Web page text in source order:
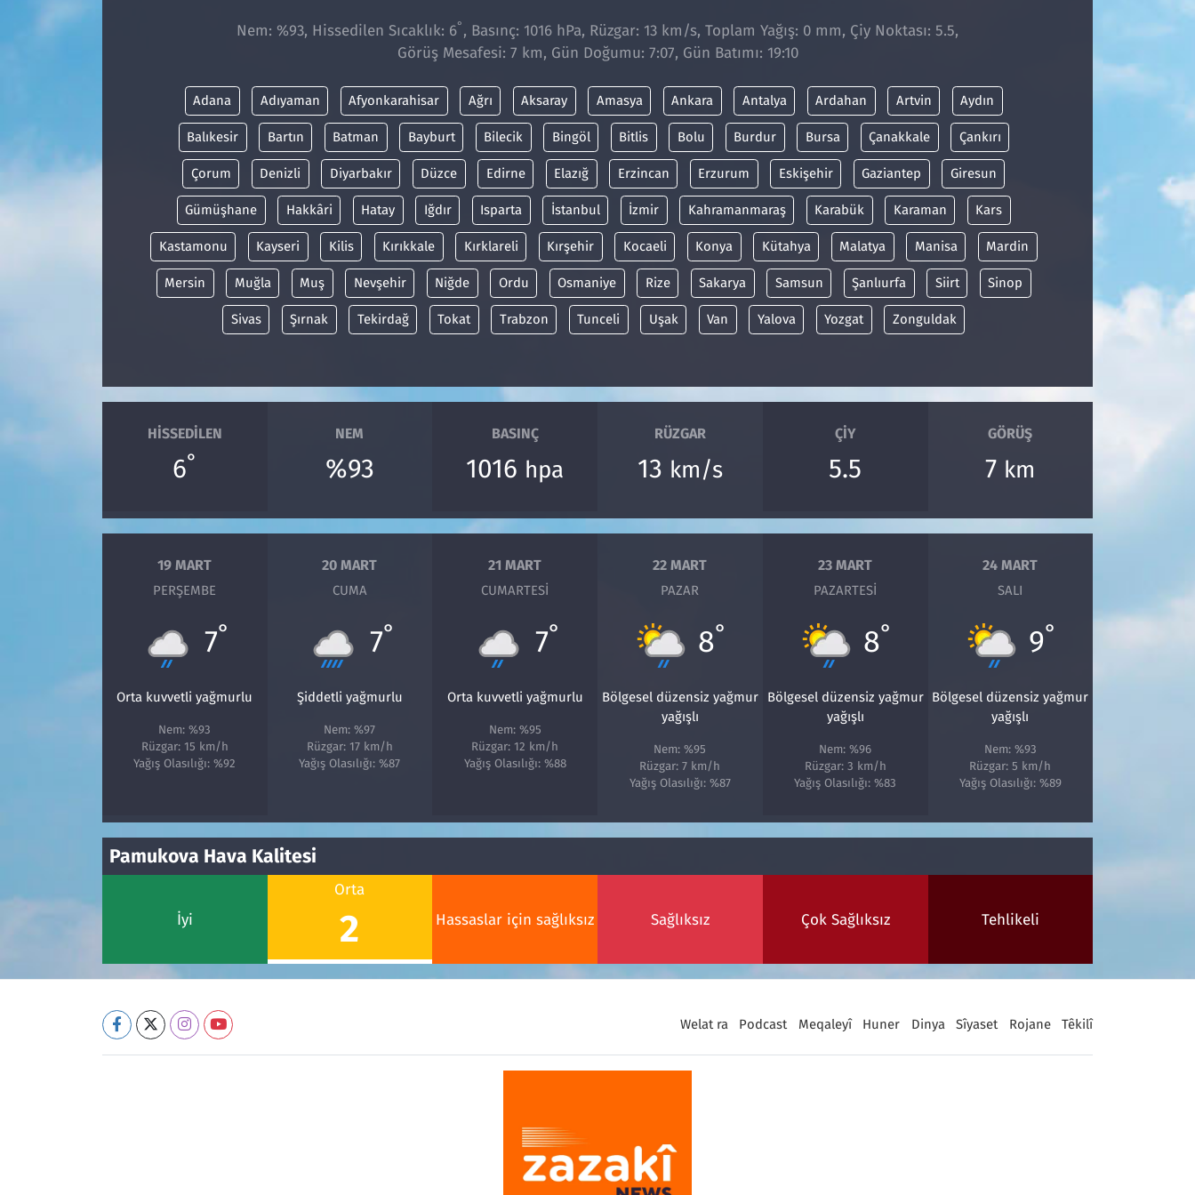
Nem: %93, Hissedilen Sıcaklık: 6° , Basınç: 1016 hPa, Rüzgar: 13 km/s, Toplam Yağış: 0 mm, Çiy Noktası: 5.5,
Görüş Mesafesi: 7 km, Gün Doğumu: 7:07, Gün Batımı: 19:10
Adana Adıyaman Afyonkarahisar Ağrı Aksaray Amasya Ankara Antalya Ardahan Artvin Aydın
Balıkesir Bartın Batman Bayburt Bilecik Bingöl Bitlis Bolu Burdur Bursa Çanakkale Çankırı
Çorum Denizli Diyarbakır Düzce Edirne Elazığ Erzincan Erzurum Eskişehir Gaziantep Giresun
Gümüşhane Hakkâri Hatay Iğdır Isparta İstanbul İzmir Kahramanmaraş Karabük Karaman Kars
Kastamonu Kayseri Kilis Kırıkkale Kırklareli Kırşehir Kocaeli Konya Kütahya Malatya Manisa Mardin
Mersin Muğla Muş Nevşehir Niğde Ordu Osmaniye Rize Sakarya Samsun Şanlıurfa Siirt Sinop
Sivas Şırnak Tekirdağ Tokat Trabzon Tunceli Uşak Van Yalova Yozgat Zonguldak
HISSEDILEN
6°
NEM
%93
BASINÇ
1016 hpa
RÜZGAR
13 km/s
ÇIY
5.5
GÖRÜŞ
7 km
19 MART
PERŞEMBE
7°
Orta kuvvetli yağmurlu
Nem: %93
Rüzgar: 15 km/h
Yağış Olasılığı: %92
20 MART
CUMA
7°
Şiddetli yağmurlu
Nem: %97
Rüzgar: 17 km/h
Yağış Olasılığı: %87
21 MART
CUMARTESI
7°
Orta kuvvetli yağmurlu
Nem: %95
Rüzgar: 12 km/h
Yağış Olasılığı: %88
22 MART
PAZAR
8°
Bölgesel düzensiz yağmur
yağışlı
Nem: %95
Rüzgar: 7 km/h
Yağış Olasılığı: %87
23 MART
PAZARTESI
8°
Bölgesel düzensiz yağmur
yağışlı
Nem: %96
Rüzgar: 3 km/h
Yağış Olasılığı: %83
24 MART
SALI
9°
Bölgesel düzensiz yağmur
yağışlı
Nem: %93
Rüzgar: 5 km/h
Yağış Olasılığı: %89
Pamukova Hava Kalitesi
İyi
Orta
2 Hassaslar için sağlıksız Sağlıksız Çok Sağlıksız Tehlikeli
Welat ra Podcast Meqaleyî Huner Dinya Sîyaset Rojane Têkilî